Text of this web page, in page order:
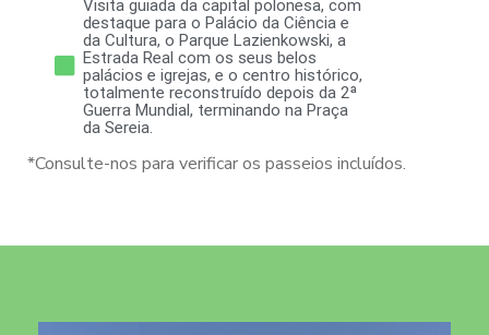
Visita guiada da capital polonesa, com
destaque para o Palácio da Ciência e
da Cultura, o Parque Lazienkowski, a
Estrada Real com os seus belos
palácios e igrejas, e o centro histórico,
totalmente reconstruído depois da 2ª
Guerra Mundial, terminando na Praça
da Sereia.
*Consulte-nos para verificar os passeios incluídos.